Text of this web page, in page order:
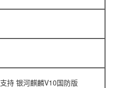
支持 银河麒麟V10国防版